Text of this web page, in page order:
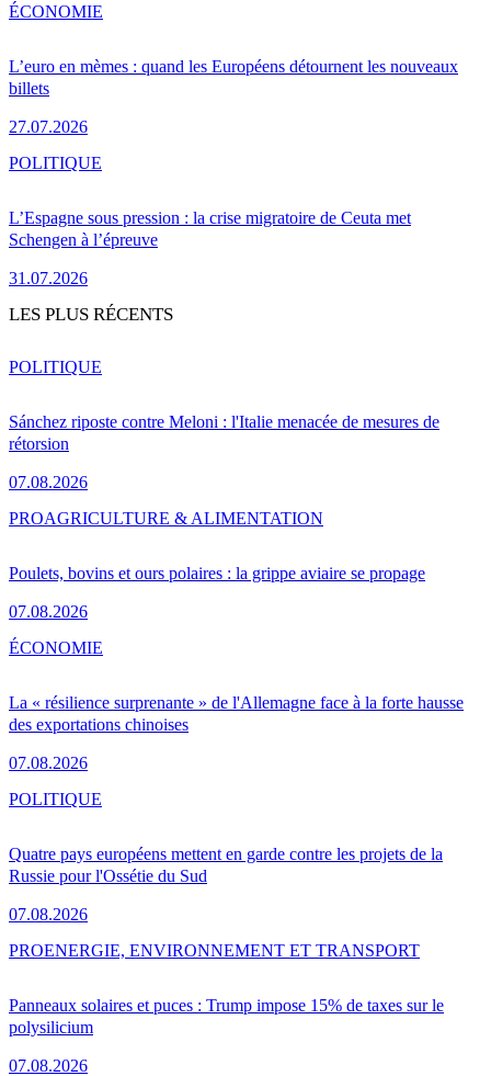
L’euro en mèmes : quand les Européens détournent les nouveaux
billets
27.07.2026
ÉCONOMIE
L’Espagne sous pression : la crise migratoire de Ceuta met
Schengen à l’épreuve
31.07.2026
POLITIQUE
LES PLUS RÉCENTS
Sánchez riposte contre Meloni : l'Italie menacée de mesures de
rétorsion
07.08.2026
POLITIQUE
Poulets, bovins et ours polaires : la grippe aviaire se propage
07.08.2026
PROAGRICULTURE & ALIMENTATION
La « résilience surprenante » de l'Allemagne face à la forte hausse
des exportations chinoises
07.08.2026
ÉCONOMIE
Quatre pays européens mettent en garde contre les projets de la
Russie pour l'Ossétie du Sud
07.08.2026
POLITIQUE
Panneaux solaires et puces : Trump impose 15% de taxes sur le
polysilicium
07.08.2026
PROENERGIE, ENVIRONNEMENT ET TRANSPORT